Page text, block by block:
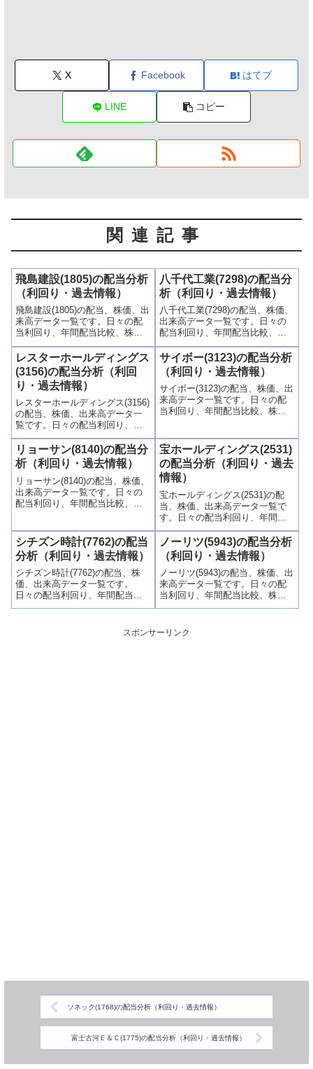
X Facebook はてブ
LINE コピー
関連記事
飛島建設(1805)の配当分析
（利回り・過去情報）
飛島建設(1805)の配当、株価、出
来高データ一覧です。日々の配
当利回り、年間配当比較、株価
や出来高との関連、高額配当目
的の買い時チャンスなど、表と
グラフでわかりやすく掲載、配
当利回りランキングも参考に！
八千代工業(7298)の配当分
析（利回り・過去情報）
八千代工業(7298)の配当、株価、
出来高データ一覧です。日々の
配当利回り、年間配当比較、株
価や出来高との関連、高額配当
目的の買い時チャンスなど、表
とグラフでわかりやすく掲載、
配当利回りランキングも参考
に！
レスターホールディングス
(3156)の配当分析（利回
り・過去情報）
レスターホールディングス(3156)
の配当、株価、出来高データ一
覧です。日々の配当利回り、年
間配当比較、株価や出来高との
関連、高額配当目的の買い時チ
ャンスなど、表とグラフでわか
りやすく掲載、配当利回りラン
キングも参考に！
サイボー(3123)の配当分析
（利回り・過去情報）
サイボー(3123)の配当、株価、出
来高データ一覧です。日々の配
当利回り、年間配当比較、株価
グラフでわかりやすく掲載、配
当利回りランキングも参考に！
リョーサン(8140)の配当分
析（利回り・過去情報）
リョーサン(8140)の配当、株価、
出来高データ一覧です。日々の
配当利回り、年間配当比較、株
とグラフでわかりやすく掲載、
配当利回りランキングも参考
に！
宝ホールディングス(2531)
の配当分析（利回り・過去
情報）
宝ホールディングス(2531)の配
当、株価、出来高データ一覧で
す。日々の配当利回り、年間配
当比較、株価や出来高との関
連、高額配当目的の買い時チャ
ンスなど、表とグラフでわかり
やすく掲載、配当利回りランキ
ングも参考に！
シチズン時計(7762)の配当
分析（利回り・過去情報）
シチズン時計(7762)の配当、株
価、出来高データ一覧です。
日々の配当利回り、年間配当比
較、株価や出来高との関連、高
ど、表とグラフでわかりやすく
掲載、配当利回りランキングも
ノーリツ(5943)の配当分析
（利回り・過去情報）
ノーリツ(5943)の配当、株価、出
来高データ一覧です。日々の配
当利回り、年間配当比較、株価
や出来高との関連、高額配当目
グラフでわかりやすく掲載、配
当利回りランキングも参考に！
スポンサーリンク
ソネック(1768)の配当分析（利回り・過去情報）
富士古河Ｅ＆Ｃ(1775)の配当分析（利回り・過去情報）